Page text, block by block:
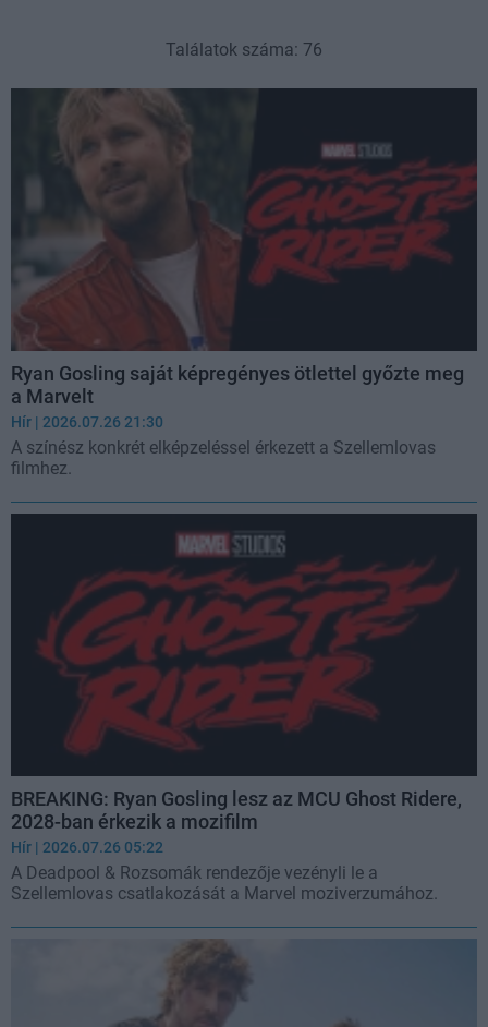
Találatok száma: 76
Ryan Gosling saját képregényes ötlettel győzte meg
a Marvelt
Hír | 2026.07.26 21:30
A színész konkrét elképzeléssel érkezett a Szellemlovas
filmhez.
BREAKING: Ryan Gosling lesz az MCU Ghost Ridere,
2028-ban érkezik a mozifilm
Hír | 2026.07.26 05:22
A Deadpool & Rozsomák rendezője vezényli le a
Szellemlovas csatlakozását a Marvel moziverzumához.